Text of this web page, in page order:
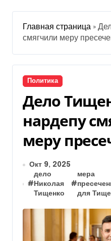
Главная страница »
смягчили меру
Политика
Дело
нардепу
меру
Окт 9, 2025
#
дело
Николая
Тищенко
#
мера
для